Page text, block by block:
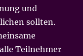
und
sollten.
Teilnehmer